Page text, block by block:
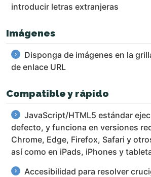
introducir letras extranjeras
Imágenes
Disponga de imágenes en la
de enlace URL
Compatible y rápido
JavaScript/HTML5 estándar
defecto, y funciona en versiones
Chrome, Edge, Firefox, Safari y
así como en iPads, iPhones y
Accesibilidad para resolver